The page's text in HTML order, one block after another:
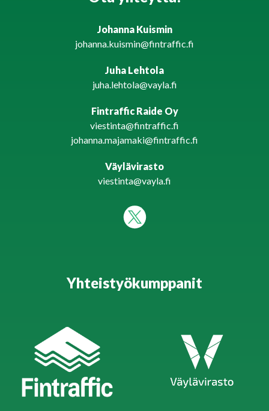
Johanna Kuismin
johanna.kuismin@fintraffic.fi
Juha Lehtola
juha.lehtola@vayla.fi
Fintraffic Raide Oy
viestinta@fintraffic.fi
johanna.majamaki@fintraffic.fi
Väylävirasto
viestinta@vayla.fi
Yhteistyökumppanit